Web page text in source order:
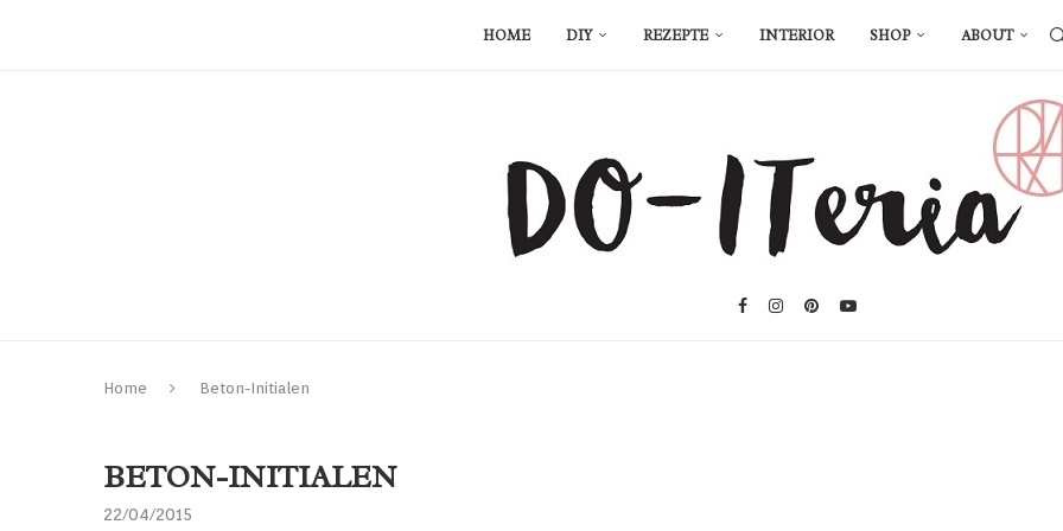
HOME DIY REZEPTE INTERIOR SHOP ABOUT
Home Beton-Initialen
BETON-INITIALEN
22/04/2015